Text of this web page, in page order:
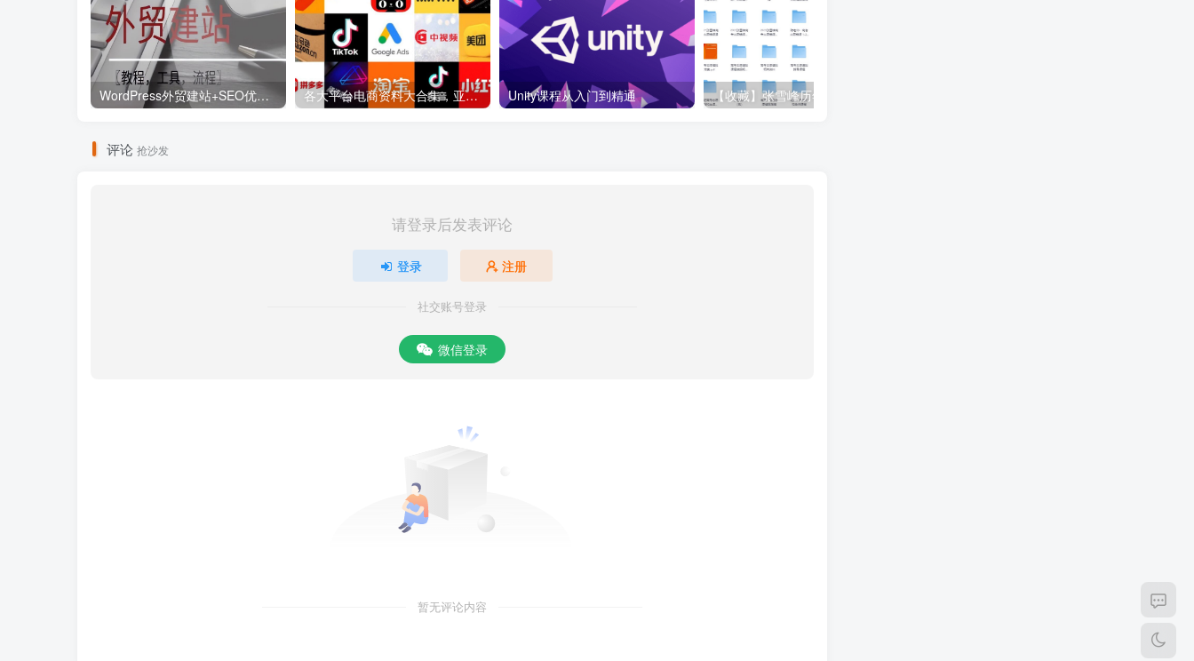
WordPress外贸建站+SEO优化课程【教程，工具，流程】 各大平台电商资料大合集，亚马逊+抖音+tiktok+美团+拼多多+淘宝+美团几十个平台 Unity课程从入门到精通
评论 抢沙发
请登录后发表评论
登录 注册
社交账号登录
微信登录
暂无评论内容